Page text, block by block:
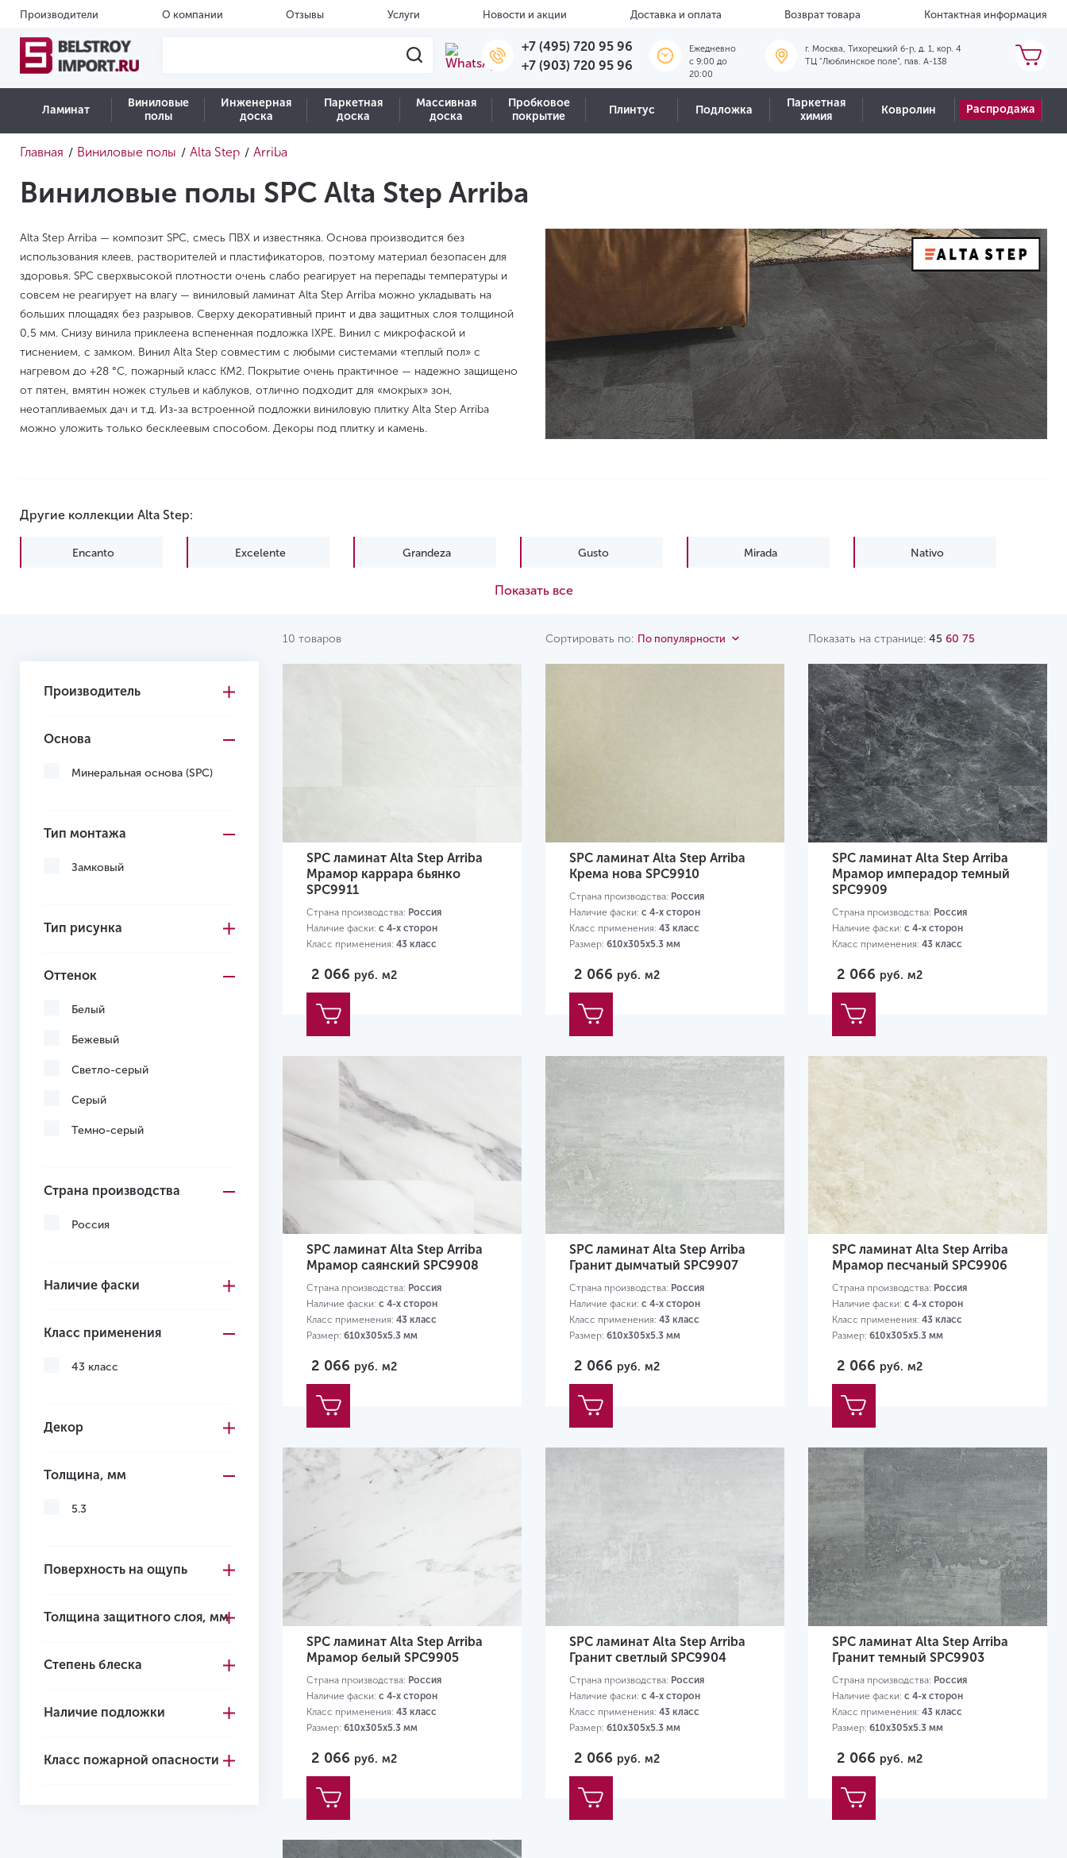
Производители О компании Отзывы Услуги Новости и акции Доставка и оплата Возврат товара Контактная информация
+7 (495) 720 95 96
+7 (903) 720 95 96
Ежедневно
c 9:00 до
20:00
г. Москва, Тихорецкий б-р, д. 1, кор. 4
ТЦ "Люблинское поле", пав. А-138
Ламинат
Виниловые
полы
Инженерная
доска
Паркетная
доска
Массивная
доска
Пробковое
покрытие
Плинтус Подложка
Паркетная
химия
Ковролин Распродажа
Главная / Виниловые полы / Alta Step / Arriba
Виниловые полы SPC Alta Step Arriba
Alta Step Arriba — композит SPC, смесь ПВХ и известняка. Основа производится без
использования клеев, растворителей и пластификаторов, поэтому материал безопасен для
здоровья. SPC сверхвысокой плотности очень слабо реагирует на перепады температуры и
совсем не реагирует на влагу — виниловый ламинат Alta Step Arriba можно укладывать на
больших площадях без разрывов. Сверху декоративный принт и два защитных слоя толщиной
0,5 мм. Снизу винила приклеена вспененная подложка IXPE. Винил с микрофаской и
тиснением, с замком. Винил Alta Step совместим с любыми системами «теплый пол» с
нагревом до +28 °C, пожарный класс КМ2. Покрытие очень практичное — надежно защищено
от пятен, вмятин ножек стульев и каблуков, отлично подходит для «мокрых» зон,
неотапливаемых дач и т.д. Из-за встроенной подложки виниловую плитку Alta Step Arriba
можно уложить только бесклеевым способом. Декоры под плитку и камень.
Другие коллекции Alta Step:
Encanto Excelente Grandeza Gusto Mirada Nativo
Показать все
10 товаров Сортировать по: По популярности Показать на странице: 45 60 75
Производитель
Основа
Минеральная основа (SPC)
Тип монтажа
Замковый
Тип рисунка
Оттенок
Белый
Бежевый
Светло-серый
Серый
Темно-серый
Страна производства
Россия
Наличие фаски
Класс применения
43 класс
Декор
Толщина, мм
5.3
Поверхность на ощупь
Толщина защитного слоя, мм
Степень блеска
Наличие подложки
Класс пожарной опасности
SPC ламинат Alta Step Arriba
Мрамор каррара бьянко
SPC9911
Страна производства: Россия
Наличие фаски: с 4-х сторон
Класс применения: 43 класс
2 066 руб. м2
SPC ламинат Alta Step Arriba
Крема нова SPC9910
Страна производства: Россия
Наличие фаски: с 4-х сторон
Класс применения: 43 класс
Размер: 610х305х5.3 мм
2 066 руб. м2
SPC ламинат Alta Step Arriba
Мрамор имперадор темный
SPC9909
Страна производства: Россия
Наличие фаски: с 4-х сторон
Класс применения: 43 класс
2 066 руб. м2
SPC ламинат Alta Step Arriba
Мрамор саянский SPC9908
Страна производства: Россия
Наличие фаски: с 4-х сторон
Класс применения: 43 класс
Размер: 610х305х5.3 мм
2 066 руб. м2
SPC ламинат Alta Step Arriba
Гранит дымчатый SPC9907
Страна производства: Россия
Наличие фаски: с 4-х сторон
Класс применения: 43 класс
Размер: 610х305х5.3 мм
2 066 руб. м2
SPC ламинат Alta Step Arriba
Мрамор песчаный SPC9906
Страна производства: Россия
Наличие фаски: с 4-х сторон
Класс применения: 43 класс
Размер: 610х305х5.3 мм
2 066 руб. м2
SPC ламинат Alta Step Arriba
Мрамор белый SPC9905
Страна производства: Россия
Наличие фаски: с 4-х сторон
Класс применения: 43 класс
Размер: 610х305х5.3 мм
2 066 руб. м2
SPC ламинат Alta Step Arriba
Гранит светлый SPC9904
Страна производства: Россия
Наличие фаски: с 4-х сторон
Класс применения: 43 класс
Размер: 610х305х5.3 мм
2 066 руб. м2
SPC ламинат Alta Step Arriba
Гранит темный SPC9903
Страна производства: Россия
Наличие фаски: с 4-х сторон
Класс применения: 43 класс
Размер: 610х305х5.3 мм
2 066 руб. м2